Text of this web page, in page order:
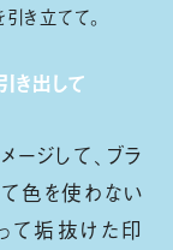
引き立てて。
き出して
ジして、ブラ
色を使わない
て垢抜けた印